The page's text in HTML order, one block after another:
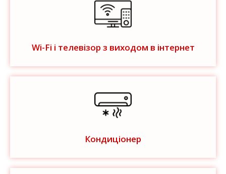
Wi-Fi і телевізор з виходом в інтернет
Кондиціонер